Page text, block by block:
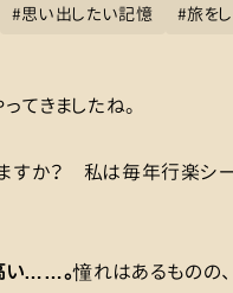
#思い出したい記憶 #旅を
てきましたね。
か？ 私は毎年行楽シー
い……。憧れはあるものの